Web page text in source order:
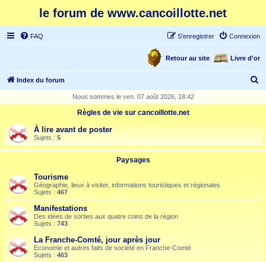
le forum de www.cancoillotte.net
FAQ Connexion
S’enregistrer
Livre d'or
Retour au site
Index du forum
r
Nous sommes le ven. 07 août 2026, 18:42
Règles de vie sur cancoillotte.net
À lire avant de poster
Sujets : 5
Paysages
Tourisme
Géographie, lieux à visiter, informations touristiques et régionales
Sujets : 467
Manifestations
Des idées de sorties aux quatre coins de la région
Sujets : 743
La Franche-Comté, jour après jour
Economie et autres faits de société en Franche-Comté
Sujets : 463